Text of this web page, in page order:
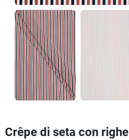
Crêpe di seta con righe